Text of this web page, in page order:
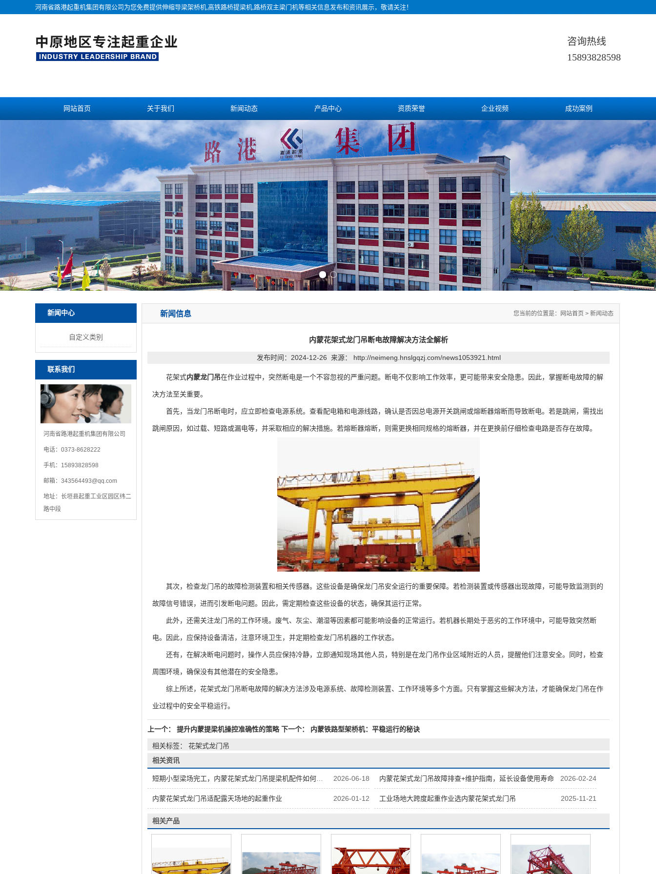
河南省路港起重机集团有限公司为您免费提供伸缩导梁架桥机,高铁路桥提梁机,路桥双主梁门机等相关信息发布和资讯展示，敬请关注！
咨询热线
15893828598
网站首页 关于我们 新闻动态 产品中心 资质荣誉 企业视频 成功案例
新闻中心
自定义类别
联系我们
河南省路港起重机集团有限公司
电话：0373-8628222
手机：15893828598
邮箱： 343564493@qq.com
地址：长垣县起重工业区园区纬二
路中段
新闻信息 您当前的位置是： 网站首页 > 新闻动态
内蒙花架式龙门吊断电故障解决方法全解析
发布时间：2024-12-26 来源： http://neimeng.hnslgqzj.com/news1053921.html
花架式内蒙龙门吊在作业过程中，突然断电是一个不容忽视的严重问题。断电不仅影响工作效率，更可能带来安全隐患。因此，掌握断电故障的解
决方法至关重要。
首先，当龙门吊断电时，应立即检查电源系统。查看配电箱和电源线路，确认是否因总电源开关跳闸或熔断器熔断而导致断电。若是跳闸，需找出
跳闸原因，如过载、短路或漏电等，并采取相应的解决措施。若熔断器熔断，则需更换相同规格的熔断器，并在更换前仔细检查电路是否存在故障。
其次，检查龙门吊的故障检测装置和相关传感器。这些设备是确保龙门吊安全运行的重要保障。若检测装置或传感器出现故障，可能导致监测到的
故障信号错误，进而引发断电问题。因此，需定期检查这些设备的状态，确保其运行正常。
此外，还需关注龙门吊的工作环境。废气、灰尘、潮湿等因素都可能影响设备的正常运行。若机器长期处于恶劣的工作环境中，可能导致突然断
电。因此，应保持设备清洁，注意环境卫生，并定期检查龙门吊机器的工作状态。
还有，在解决断电问题时，操作人员应保持冷静，立即通知现场其他人员，特别是在龙门吊作业区域附近的人员，提醒他们注意安全。同时，检查
周围环境，确保没有其他潜在的安全隐患。
综上所述，花架式龙门吊断电故障的解决方法涉及电源系统、故障检测装置、工作环境等多个方面。只有掌握这些解决方法，才能确保龙门吊在作
业过程中的安全平稳运行。
上一个： 提升内蒙提梁机操控准确性的策略下一个： 内蒙铁路型架桥机：平稳运行的秘诀
相关标签： 花架式龙门吊
相关资讯
2026-06-18
短期小型梁场完工，内蒙花架式龙门吊提梁机配件如何存放 2026-02-24
内蒙花架式龙门吊故障排查+维护指南，延长设备使用寿命
2026-01-12
内蒙花架式龙门吊适配露天场地的起重作业 2025-11-21
工业场地大跨度起重作业选内蒙花架式龙门吊
相关产品